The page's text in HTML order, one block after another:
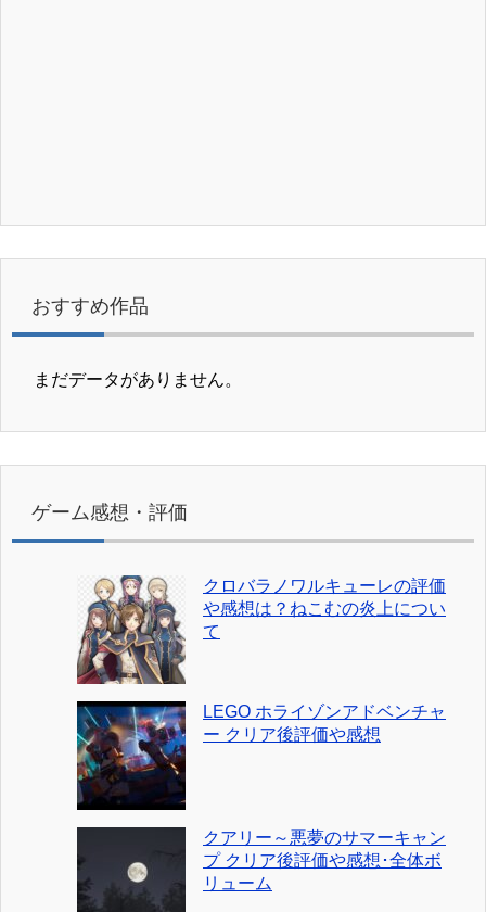
おすすめ作品
まだデータがありません。
ゲーム感想・評価
クロバラノワルキューレの評価
や感想は？ねこむの炎上につい
て
LEGO ホライゾンアドベンチャ
ー クリア後評価や感想
クアリー～悪夢のサマーキャン
プ クリア後評価や感想･全体ボ
リューム